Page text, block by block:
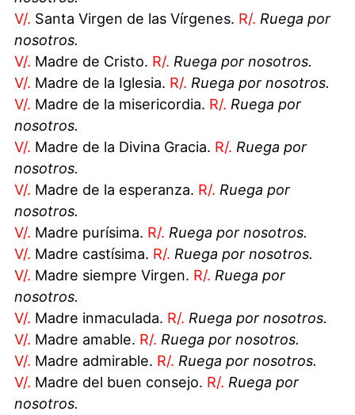
V/. Santa Virgen de las Vírgenes. R/. Ruega por
nosotros.
V/. Madre de Cristo. R/. Ruega por nosotros.
V/. Madre de la Iglesia. R/. Ruega por nosotros.
V/. Madre de la misericordia. R/. Ruega por
nosotros.
V/. Madre de la Divina Gracia. R/. Ruega por
nosotros.
V/. Madre de la esperanza. R/. Ruega por
nosotros.
V/. Madre purísima. R/. Ruega por nosotros.
V/. Madre castísima. R/. Ruega por nosotros.
V/. Madre siempre Virgen. R/. Ruega por
nosotros.
V/. Madre inmaculada. R/. Ruega por nosotros.
V/. Madre amable. R/. Ruega por nosotros.
V/. Madre admirable. R/. Ruega por nosotros.
V/. Madre del buen consejo. R/. Ruega por
nosotros.